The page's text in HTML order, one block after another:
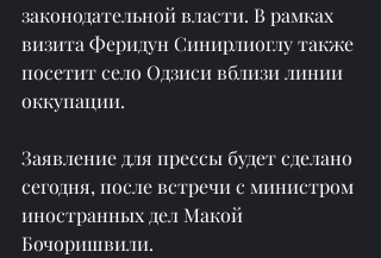
законодательной власти. В рамках
визита Феридун Синирлиоглу также
посетит село Одзиси вблизи линии
оккупации.
Заявление для прессы будет сделано
сегодня, после встречи с министром
иностранных дел Макой
Бочоришвили.